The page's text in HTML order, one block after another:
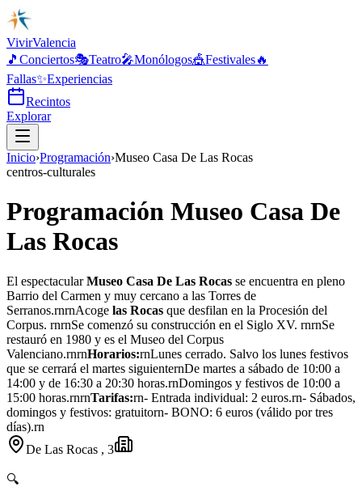
VivirValencia
🎵 Conciertos🎭Teatro🎤Monólogos🎪Festivales🔥
Fallas✨Experiencias
Recintos
Explorar
Inicio›Programación›Museo Casa De Las Rocas
centros-culturales
Programación Museo Casa De
Las Rocas
El espectacularMuseo Casa De Las Rocas se encuentra en pleno
Barrio del Carmen y muy cercano a las Torres de
Serranos.rnrnAcoge las Rocas que desfilan en la Procesión del
Corpus. rnrnSe comenzó su construcción en el Siglo XV. rnrnSe
restauró en 1980 y es el Museo del Corpus
Valenciano.rnrnHorarios:rnLunes cerrado. Salvo los lunes festivos
que se cerrará el martes siguienternDe martes a sábado de 10:00 a
14:00 y de 16:30 a 20:30 horas.rnDomingos y festivos de 10:00 a
15:00 horas.rnrnTarifas:rn- Entrada individual: 2 euros.rn- Sábados,
domingos y festivos: gratuitorn- BONO: 6 euros (válido por tres
días).rn
De Las Rocas , 3
🔍